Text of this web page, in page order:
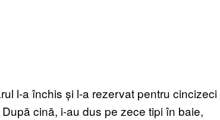
l-a închis și l-a rezervat pentru cincizeci
cină, i-au dus pe zece tipi în baie,